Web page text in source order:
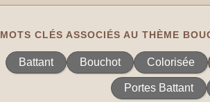
MOTS CLÉS ASSOCIÉS AU THÈME
Battant Bouchot Colorisée
Portes Battant